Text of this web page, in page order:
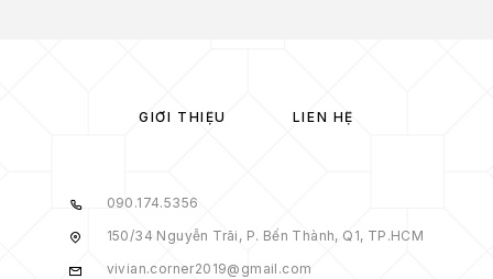
GIỚI THIỆU LIÊN HỆ
090.174.5356
150/34 Nguyễn Trãi, P. Bến Thành, Q1, TP.HCM
vivian.corner2019@gmail.com